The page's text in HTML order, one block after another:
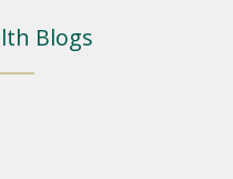
Blogs